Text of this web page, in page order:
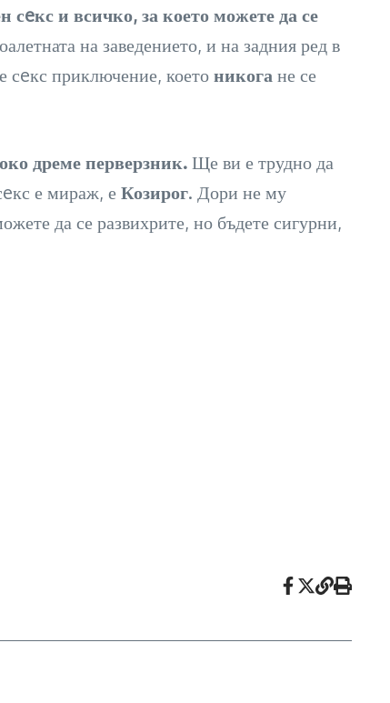
сeкс и всичко, за което можете да се
на заведението, и на задния ред в
сeкс приключение, коетоникога не се
дреме перверзник.Ще ви е трудно да
е мираж, е Козирог. Дори не му
да се развихрите, но бъдете сигурни,